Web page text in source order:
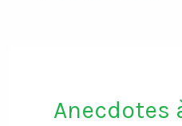
Anecdotes